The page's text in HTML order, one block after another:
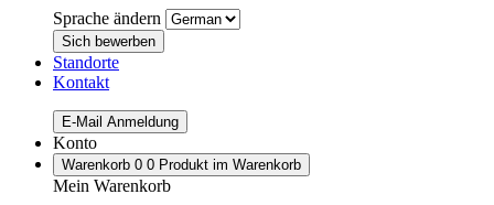
Sprache ändern
Sich bewerben
Standorte
Kontakt
E-Mail Anmeldung
Konto
Warenkorb 0 0 Produkt im Warenkorb
Mein Warenkorb